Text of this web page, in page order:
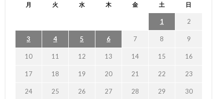
月 火 水 木 金 土 日
1 2
3 4 5 6 7 8 9
10 11 12 13 14 15 16
17 18 19 20 21 22 23
24 25 26 27 28 29 30